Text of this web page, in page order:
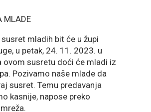
MLADE
mladih bit će u župi
u petak, 24. 11. 2023. u
ovom susretu doći će mladi iz
Pozivamo naše mlade da
susret. Temu predavanja
kasnije, napose preko